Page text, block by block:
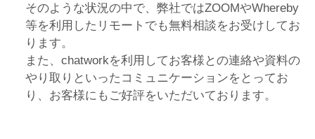
そのような状況の中で、弊社ではZOOMやWhereby
等を利用したリモートでも無料相談をお受けしてお
ります。
また、chatworkを利用してお客様との連絡や資料の
やり取りといったコミュニケーションをとってお
り、お客様にもご好評をいただいております。